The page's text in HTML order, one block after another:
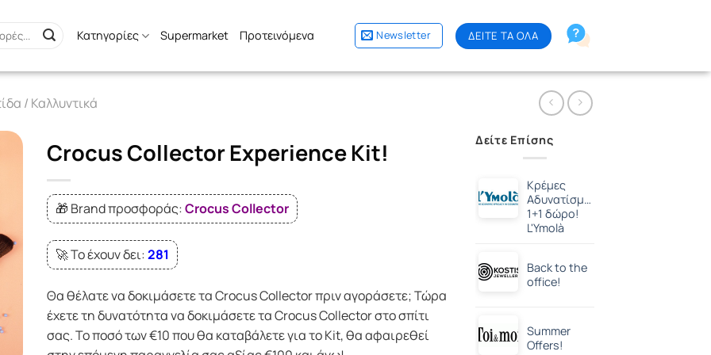
Κατηγορίες Supermarket Προτεινόμενα Newsletter ΔΕΙΤΕ ΤΑ ΟΛΑ
/ Καλλυντικά
Crocus Collector Experience Kit!
🎁 Brand προσφοράς:Crocus Collector
🚀 Το έχουν δει:281
Θα θέλατε να δοκιμάσετε τα Crocus Collector πριν αγοράσετε; Τώρα
έχετε τη δυνατότητα να δοκιμάσετε τα Crocus Collector στο σπίτι
σας. Το ποσό των €10 που θα καταβάλετε για το Kit, θα αφαιρεθεί
Δείτε Επίσης
Κρέμες
Αδυνατίσματος,
1+1 δώρο!
L'Ymolà
Back to the
office!
Summer
Offers!